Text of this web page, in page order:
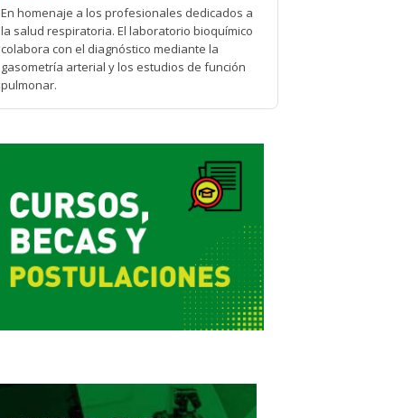
En homenaje a los profesionales dedicados a
la salud respiratoria. El laboratorio bioquímico
colabora con el diagnóstico mediante la
gasometría arterial y los estudios de función
pulmonar.